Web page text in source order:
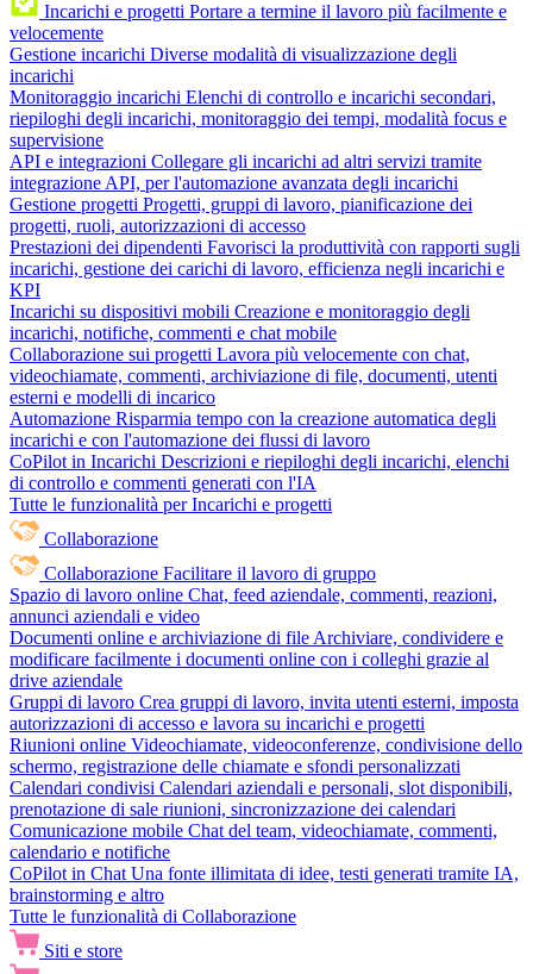
Incarichi e progetti Portare a termine il lavoro più facilmente e
velocemente
Gestione incarichi Diverse modalità di visualizzazione degli
incarichi
Monitoraggio incarichi Elenchi di controllo e incarichi secondari,
riepiloghi degli incarichi, monitoraggio dei tempi, modalità focus e
supervisione
API e integrazioni Collegare gli incarichi ad altri servizi tramite
integrazione API, per l'automazione avanzata degli incarichi
Gestione progetti Progetti, gruppi di lavoro, pianificazione dei
progetti, ruoli, autorizzazioni di accesso
Prestazioni dei dipendenti Favorisci la produttività con rapporti sugli
incarichi, gestione dei carichi di lavoro, efficienza negli incarichi e
KPI
Incarichi su dispositivi mobili Creazione e monitoraggio degli
incarichi, notifiche, commenti e chat mobile
Collaborazione sui progetti Lavora più velocemente con chat,
videochiamate, commenti, archiviazione di file, documenti, utenti
esterni e modelli di incarico
Automazione Risparmia tempo con la creazione automatica degli
incarichi e con l'automazione dei flussi di lavoro
CoPilot in Incarichi Descrizioni e riepiloghi degli incarichi, elenchi
di controllo e commenti generati con l'IA
Tutte le funzionalità per Incarichi e progetti
Collaborazione
Collaborazione Facilitare il lavoro di gruppo
Spazio di lavoro online Chat, feed aziendale, commenti, reazioni,
annunci aziendali e video
Documenti online e archiviazione di file Archiviare, condividere e
modificare facilmente i documenti online con i colleghi grazie al
drive aziendale
Gruppi di lavoro Crea gruppi di lavoro, invita utenti esterni, imposta
autorizzazioni di accesso e lavora su incarichi e progetti
Riunioni online Videochiamate, videoconferenze, condivisione dello
schermo, registrazione delle chiamate e sfondi personalizzati
Calendari condivisi Calendari aziendali e personali, slot disponibili,
prenotazione di sale riunioni, sincronizzazione dei calendari
Comunicazione mobile Chat del team, videochiamate, commenti,
calendario e notifiche
CoPilot in Chat Una fonte illimitata di idee, testi generati tramite IA,
brainstorming e altro
Tutte le funzionalità di Collaborazione
Siti e store